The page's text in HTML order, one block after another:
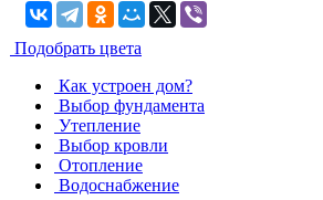
Подобрать цвета
Как устроен дoм?
Выбор фундамента
Утепление
Выбор кровли
Отопление
Водоснабжение